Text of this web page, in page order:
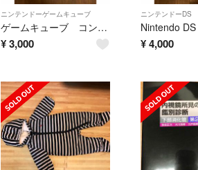
ニンテンドーゲームキューブ
ゲームキューブ コントローラー ソフト
¥3,000
ニンテンドーDS
¥4,000